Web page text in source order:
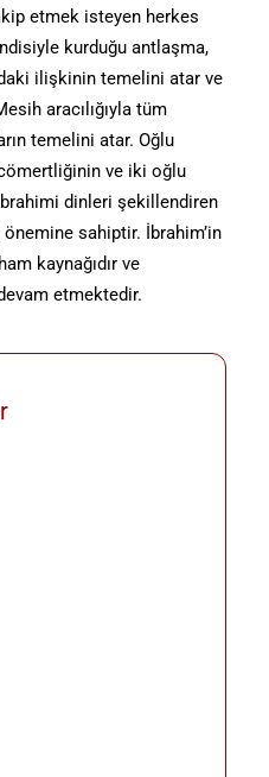
etmek isteyen herkes
kurduğu antlaşma,
ilişkinin temelini atar ve
aracılığıyla tüm
temelini atar. Oğlu
ve iki oğlu
dinleri şekillendiren
sahiptir. İbrahim’in
kaynağıdır ve
etmektedir.